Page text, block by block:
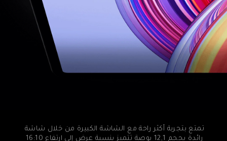
تمتع بتجربة أكثر راحة مع الشاشة الكبيرة من خلال شاشة